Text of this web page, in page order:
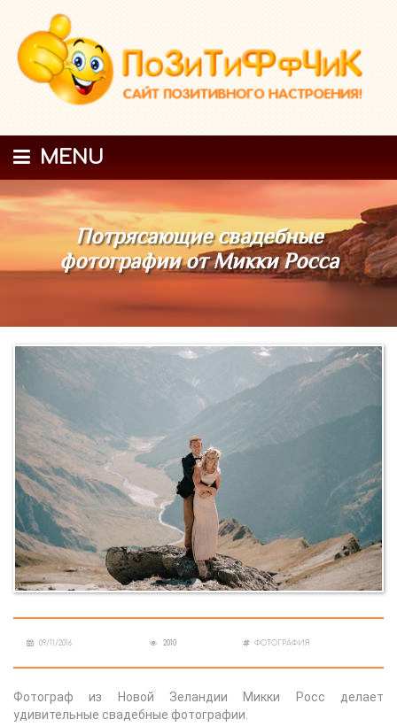
MENU
Потрясающие свадебные
фотографии от Микки Росса
09/11/2016 2010 ФОТОГРАФИЯ
Фотограф из Новой Зеландии Микки Росс делает
удивительные свадебные фотографии.